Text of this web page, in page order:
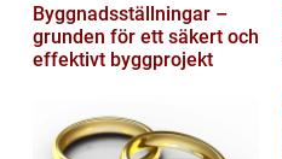
Byggnadsställningar –
grunden för ett säkert och
effektivt byggprojekt